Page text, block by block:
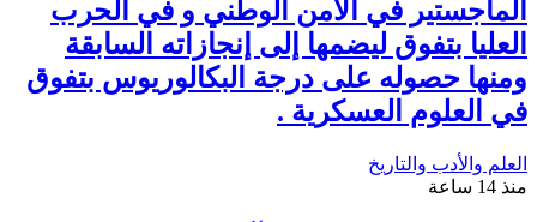
الماجستير في الأمن الوطني و في الحرب
العليا بتفوق ليضمها إلى إنجازاته السابقة
ومنها حصوله على درجة البكالوريوس بتفوق
في العلوم العسكرية .
العلم والأدب والتاريخ
منذ 14 ساعة